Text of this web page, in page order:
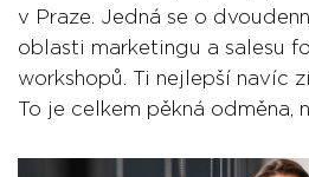
v Praze. Jedná se o
oblasti marketingu a salesu
workshopů. Ti nejlepší navíc
To je celkem pěkná odměna,